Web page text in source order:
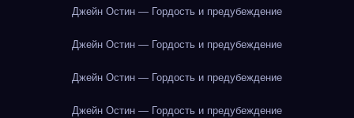
Джейн Остин — Гордость и предубеждение
Джейн Остин — Гордость и предубеждение
Джейн Остин — Гордость и предубеждение
Джейн Остин — Гордость и предубеждение